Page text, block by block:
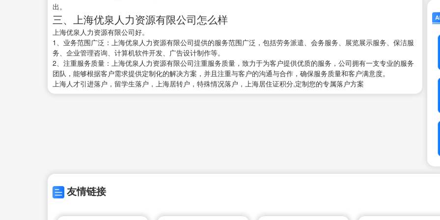
出。
三、上海优泉人力资源有限公司怎么样
上海优泉人力资源有限公司好。
1、业务范围广泛：上海优泉人力资源有限公司提供的服务范围广泛，包括劳务派遣、会务服务、展览展示服务、保洁服
务、企业管理咨询、计算机软件开发、广告设计制作等。
2、注重服务质量：上海优泉人力资源有限公司注重服务质量，致力于为客户提供优质的服务，公司拥有一支专业的服务
团队，能够根据客户需求提供定制化的解决方案，并且注重与客户的沟通与合作，确保服务质量和客户满意度。
上海人才引进落户，留学生落户，上海居转户，特殊情况落户，上海居住证积分,定制您的专属落户方案
友情链接